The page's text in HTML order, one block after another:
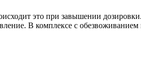
это при завышении дозировки.
В комплексе с